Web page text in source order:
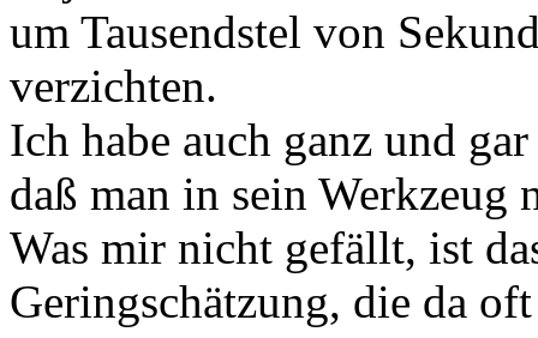
um Tausendstel von
verzichten.
Ich habe auch ganz und
daß man in sein
Was mir nicht gefällt, ist
Geringschätzung, die da